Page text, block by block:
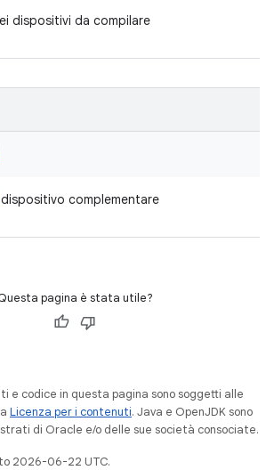
dispositivi da compilare
dispositivo complementare
pagina è stata utile?
e codice in questa pagina sono soggetti alle
Licenza per i contenuti. Java e OpenJDK sono
di Oracle e/o delle sue società consociate.
2026-06-22 UTC.